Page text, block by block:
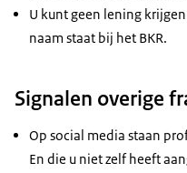
U kunt geen lening
naam staat bij het BKR.
Signalen overige
Op social media staan
En die u niet zelf heeft